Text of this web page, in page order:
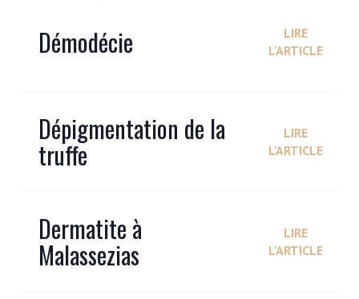
Démodécie
LIRE
L'ARTICLE
Dépigmentation de la
truffe
LIRE
L'ARTICLE
Dermatite à
Malassezias
LIRE
L'ARTICLE